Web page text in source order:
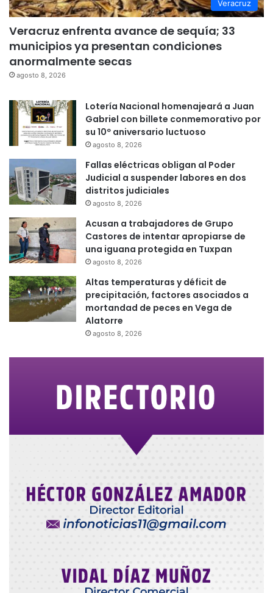
Veracruz
Veracruz enfrenta avance de sequía; 33
municipios ya presentan condiciones
anormalmente secas
agosto 8, 2026
Lotería Nacional homenajeará a Juan
Gabriel con billete conmemorativo por
su 10º aniversario luctuoso
agosto 8, 2026
Fallas eléctricas obligan al Poder
Judicial a suspender labores en dos
distritos judiciales
agosto 8, 2026
Acusan a trabajadores de Grupo
Castores de intentar apropiarse de
una iguana protegida en Tuxpan
agosto 8, 2026
Altas temperaturas y déficit de
precipitación, factores asociados a
mortandad de peces en Vega de
Alatorre
agosto 8, 2026